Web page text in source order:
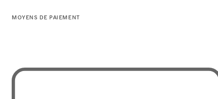
MOYENS DE PAIEMENT